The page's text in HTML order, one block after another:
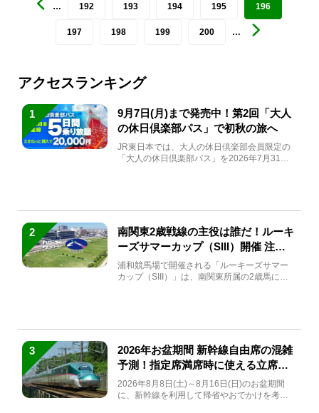
… 192 193 194 195 196
197 198 199 200 …
アクセスランキング
1
9月7日(月)まで発売中！第2回「大人
の休日倶楽部パス」で初秋の旅へ
JR東日本では、大人の休日倶楽部会員限定の
「大人の休日倶楽部パス」を2026年7月31日
2
南関東2歳戦線の主役は誰だ！ルーキ
ーズサマーカップ（SIII）開催 注目
馬と見どころをチェック
浦和競馬場で開催される「ルーキーズサマー
カップ（SIII）」は、南関東所属の2歳馬によ
3
2026年お盆期間 新幹線自由席の混雑
予測！指定席満席時に使える立席特
急券も解説
2026年8月8日(土)～8月16日(日)のお盆期間
に、新幹線を利用して帰省やおでかけを考え